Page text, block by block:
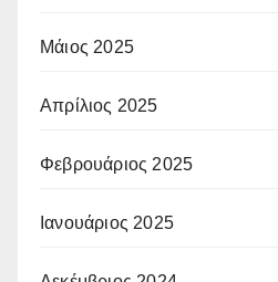
Μάιος 2025
Απρίλιος 2025
Φεβρουάριος 2025
Ιανουάριος 2025